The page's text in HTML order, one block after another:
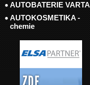
AUTOBATERIE VARTA
AUTOKOSMETIKA -
chemie